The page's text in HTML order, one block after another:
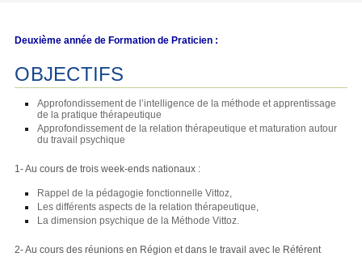
Deuxième année de Formation de Praticien :
OBJECTIFS
Approfondissement de l’intelligence de la méthode et apprentissage
de la pratique thérapeutique
Approfondissement de la relation thérapeutique et maturation autour
du travail psychique
1- Au cours de trois week-ends nationaux :
Rappel de la pédagogie fonctionnelle Vittoz,
Les différents aspects de la relation thérapeutique,
La dimension psychique de la Méthode Vittoz.
2- Au cours des réunions en Région et dans le travail avec le Référent